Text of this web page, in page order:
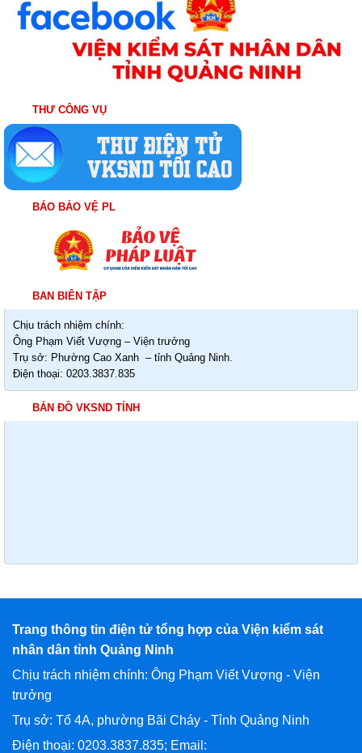
THƯ CÔNG VỤ
BÁO BẢO VỆ PL
BAN BIÊN TẬP
Chịu trách nhiệm chính:
Ông Phạm Viết Vượng – Viện trưởng
Trụ sở: Phường Cao Xanh – tỉnh Quảng Ninh.
Điện thoại: 0203.3837.835
BẢN ĐỒ VKSND TỈNH
Trang thông tin điện tử tổng hợp của Viện kiểm sát
nhân dân tỉnh Quảng Ninh
Chịu trách nhiệm chính: Ông Phạm Viết Vượng - Viện
trưởng
Trụ sở: Tổ 4A, phường Bãi Cháy - Tỉnh Quảng Ninh
Điện thoại: 0203.3837.835; Email: